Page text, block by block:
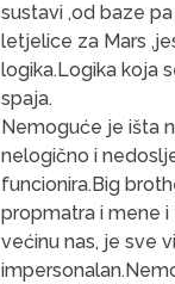
sustavi ,od baze
letjelice za Mars
logika.Logika koja
spaja.
Nemoguće je išta
nelogično i
funcionira.Big
propmatra i mene
većinu nas, je sve